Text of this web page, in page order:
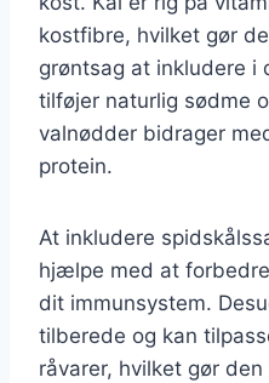
kostfibre, hvilket gør
grøntsag at inkludere
tilføjer naturlig sødme
valnødder bidrager
protein.
At inkludere
hjælpe med at
dit immunsystem.
tilberede og kan
råvarer, hvilket gør